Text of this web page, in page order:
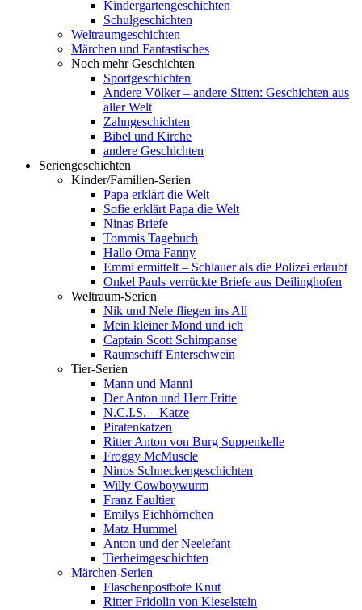
Kindergartengeschichten
Schulgeschichten
Weltraumgeschichten
Märchen und Fantastisches
Noch mehr Geschichten
Sportgeschichten
Andere Völker – andere Sitten: Geschichten aus
aller Welt
Zahngeschichten
Bibel und Kirche
andere Geschichten
Seriengeschichten
Kinder/Familien-Serien
Papa erklärt die Welt
Sofie erklärt Papa die Welt
Ninas Briefe
Tommis Tagebuch
Hallo Oma Fanny
Emmi ermittelt – Schlauer als die Polizei erlaubt
Onkel Pauls verrückte Briefe aus Deilinghofen
Weltraum-Serien
Nik und Nele fliegen ins All
Mein kleiner Mond und ich
Captain Scott Schimpanse
Raumschiff Enterschwein
Tier-Serien
Mann und Manni
Der Anton und Herr Fritte
N.C.I.S. – Katze
Piratenkatzen
Ritter Anton von Burg Suppenkelle
Froggy McMuscle
Ninos Schneckengeschichten
Willy Cowboywurm
Franz Faultier
Emilys Eichhörnchen
Matz Hummel
Anton und der Neelefant
Tierheimgeschichten
Märchen-Serien
Flaschenpostbote Knut
Ritter Fridolin von Kieselstein